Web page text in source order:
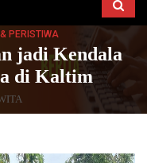
PERISTIWA
jadi Kendala
di Kaltim